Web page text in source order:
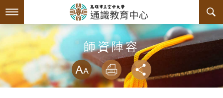
到
要
內
容
最新消息
系所簡介
關於中心
師資陣容
師資陣容
略過字型切
放大
列印